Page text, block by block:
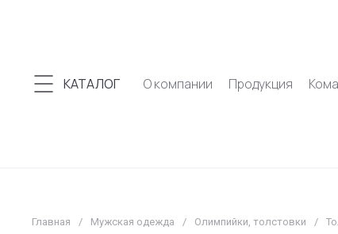
КАТАЛОГ О компании Продукция
Главная / Мужская одежда / Олимпийки, толстовки /